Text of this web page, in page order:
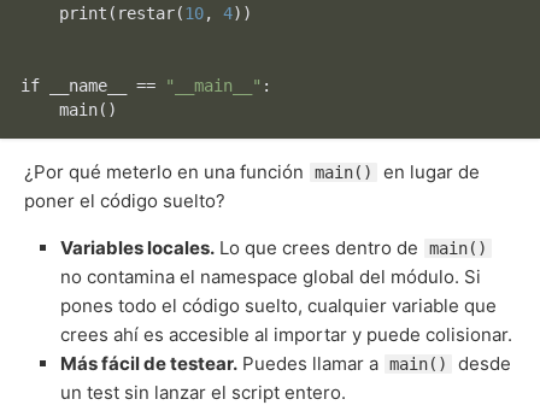
print ( restar(10, 4))
if __name__ == "__main__" :
main
¿Por qué meterlo en una función main()
en lugar de
poner el código suelto?
Variables locales. Lo que crees dentro de main()
no contamina el namespace global del módulo. Si
pones todo el código suelto, cualquier variable que
crees ahí es accesible al importar y puede colisionar.
Más fácil de testear. Puedes llamar a main()
desde
un test sin lanzar el script entero.